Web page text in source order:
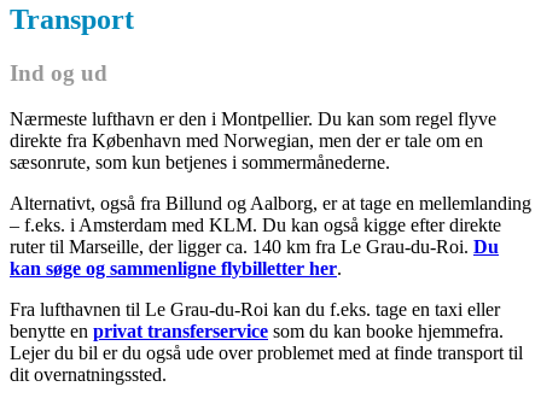
Transport
Ind og ud
Nærmeste lufthavn er den i Montpellier. Du kan som regel flyve
direkte fra København med Norwegian, men der er tale om en
sæsonrute, som kun betjenes i sommermånederne.
Alternativt, også fra Billund og Aalborg, er at tage en mellemlanding
– f.eks. i Amsterdam med KLM. Du kan også kigge efter direkte
ruter til Marseille, der ligger ca. 140 km fra Le Grau-du-Roi. Du
kan søge og sammenligne flybilletter her.
Fra lufthavnen til Le Grau-du-Roi kan du f.eks. tage en taxi eller
benytte en privat transferservice som du kan booke hjemmefra.
Lejer du bil er du også ude over problemet med at finde transport til
dit overnatningssted.